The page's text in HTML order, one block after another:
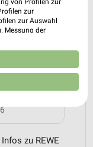
zu REWE
von Profilen zur
zur
zur Auswahl
Messung der
Entwicklung und
Daten zur Auswahl
und in die